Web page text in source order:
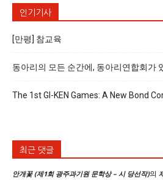
인기기사
[만평] 참교육
동아리의 모든 순간에, 동아리연합회가
The 1st GI-KEN Games: A New Bond
최근 댓글
안개꽃 (제1회 광주과기원 문학상 – 시 당선작)의